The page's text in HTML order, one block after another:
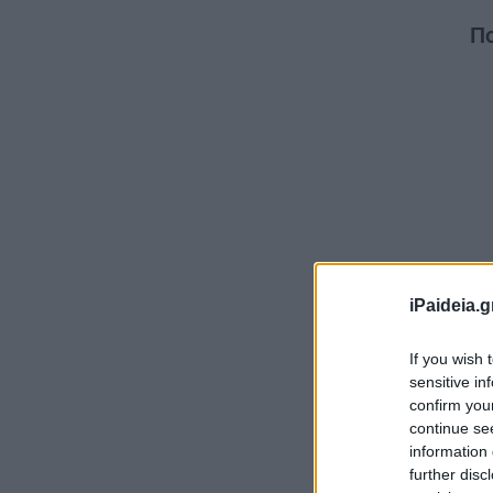
If you wish
sensitive
confirm
continue
information
further
Η